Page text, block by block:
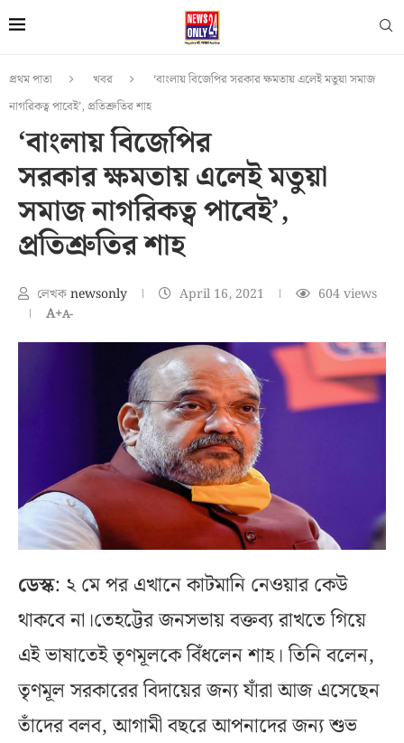
প্রথম পাতা খবর
‘বাংলায় বিজেপির সরকার ক্ষমতায় এলেই মতুয়া সমাজ
নাগরিকত্ব পাবেই’, প্রতিশ্রুতির শাহ
‘বাংলায় বিজেপির
সরকার ক্ষমতায় এলেই মতুয়া
সমাজ নাগরিকত্ব পাবেই’,
প্রতিশ্রুতির শাহ
লেখকnewsonly April 16, 2021 604views
A+A-
ডেস্ক: ২ মে পর এখানে কাটমানি নেওয়ার কেউ
থাকবে না।তেহট্টের জনসভায় বক্তব্য রাখতে গিয়ে
এই ভাষাতেই তৃণমূলকে বিঁধলেন শাহ। তিনি বলেন,
তৃণমূল সরকারের বিদায়ের জন্য যাঁরা আজ এসেছেন
তাঁদের বলব, আগামী বছরে আপনাদের জন্য শুভ